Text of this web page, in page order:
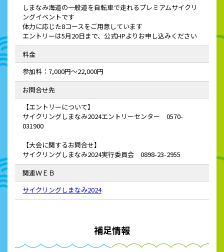
しまなみ海道の一般道を自転車で走れるプレミアムサイクリ
ングイベントです
体力に応じた8コースをご用意しています
エントリーは5月20日まで、公式HPよりお申し込みください
料金
参加料：7,000円～22,000円
お問合せ先
【エントリーについて】
サイクリングしまなみ2024エントリーセンター 0570-
031900
【大会に関するお問合せ】
サイクリングしまなみ2024実行委員会 0898-23-2955
関連ＷＥＢ
サイクリングしまなみ2024
補足情報